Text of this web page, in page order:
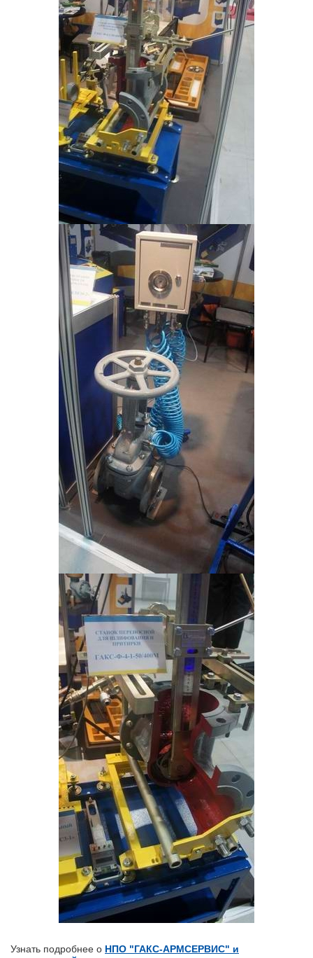
Узнать подробнее о НПО "ГАКС-АРМСЕРВИС" и